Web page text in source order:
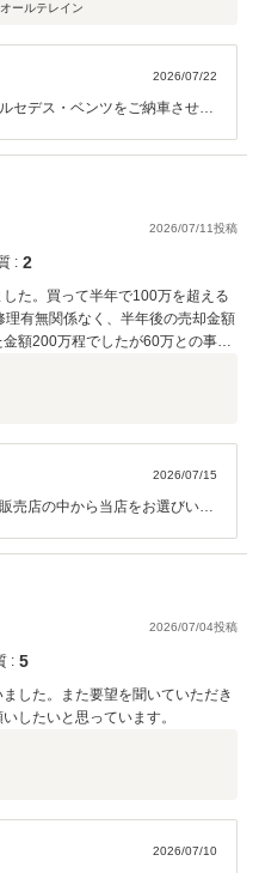
ールテレイン
2026/07/22
タッフ一同心より感謝申し上げ
乗りいただいたお車の下取りに
も点検やメン
何でもお気軽にご相談くださ
際にも「お願いして良かった」
ります。 今後とも末永
いお付き合いのほど、よろしくお願いいたします。 中山
2026/07/11投稿
: 2
た。買って半年で100万を超える
有無関係なく、半年後の売却金額
額200万程でしたが60万との事で
るなんですかね…。最初に言って
国産の中古車は10店ほど過去に購
客は足元をみてるのか、私の所感
2026/07/15
売店の中から当店をお選びいた
ご購入から半年で
た査定金額やご説明、担当者の
果となってしまいましたことを
変動などにより査定価格が大
ながら、そのような事情があ
ただけるご説明や、安心してご
ことは、当店として真摯に反
ましたことは真摯に受け止め、
徹底に努めてまいります。 こ
2026/07/04投稿
: 5
した。また要望を聞いていただき
したいと思っています。
2026/07/10